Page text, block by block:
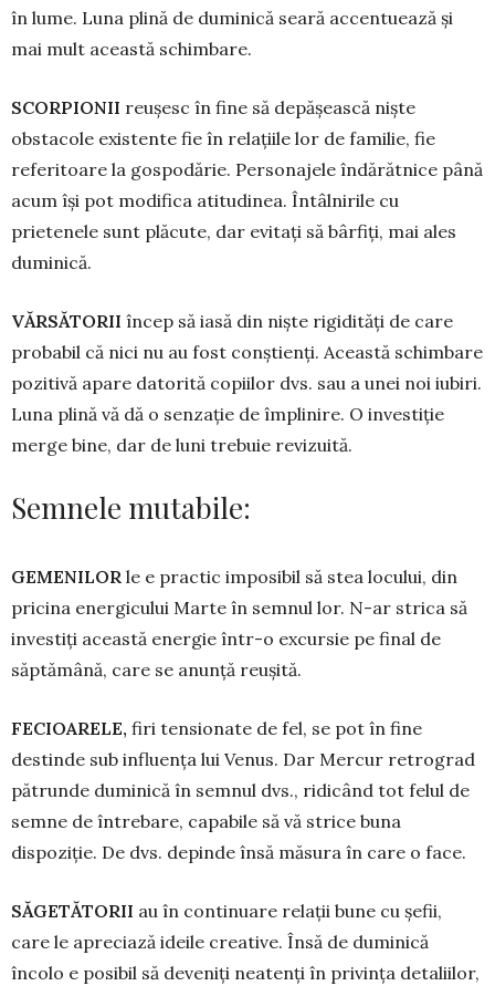
în lume. Luna plină de duminică seară accentuează și
mai mult această schimbare.
SCORPIONII reușesc în fine să de­pășească niște
obstacole existente fie în re­lațiile lor de familie, fie
referitoare la gos­po­dărie. Personajele îndărătnice până
acum își pot modifica atitudinea. Întâlnirile cu
prietenele sunt plă­cute, dar evitați să bârfiți, mai ales
duminică.
VĂRSĂTORII încep să iasă din niște rigidități de care
probabil că nici nu au fost conștienți. Această schimbare
pozitivă apa­re datorită copiilor dvs. sau a unei noi iu­biri.
Luna plină vă dă o senzație de împlinire. O in­vestiție
merge bine, dar de luni trebuie revizuită.
Semnele mutabile:
GEMENILOR le e practic imposibil să stea locului, din
pricina energicului Marte în semnul lor. N-ar strica să
investiți această energie într-o excursie pe final de
săptămână, care se anunță reușită.
FECIOARELE, firi tensionate de fel, se pot în fine
destinde sub influența lui Venus. Dar Mercur retrograd
pătrunde duminică în semnul dvs., ridicând tot felul de
semne de între­bare, capabile să vă strice buna
dispoziție. De dvs. depinde însă măsura în care o face.
SĂGETĂTORII au în continuare relații bune cu șefii,
care le apreciază ideile cre­ative. Însă de duminică
încolo e posibil să deveniți neatenți în privința detaliilor,